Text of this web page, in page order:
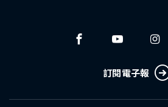
訂閱電子報